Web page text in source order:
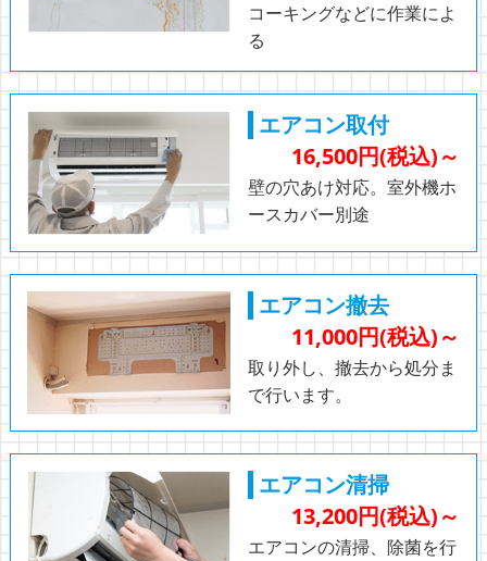
コーキングなどに作業によ
る
エアコン取付
16,500円(税込)～
壁の穴あけ対応。室外機ホ
ースカバー別途
エアコン撤去
11,000円(税込)～
取り外し、撤去から処分ま
で行います。
エアコン清掃
13,200円(税込)～
エアコンの清掃、除菌を行